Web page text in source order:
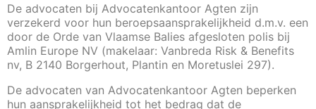
De advocaten bij Advocatenkantoor Agten zijn
verzekerd voor hun beroepsaansprakelijkheid d.m.v. een
door de Orde van Vlaamse Balies afgesloten polis bij
Amlin Europe NV (makelaar: Vanbreda Risk & Benefits
nv, B 2140 Borgerhout, Plantin en Moretuslei 297).
De advocaten van Advocatenkantoor Agten beperken
hun aansprakelijkheid tot het bedrag dat de